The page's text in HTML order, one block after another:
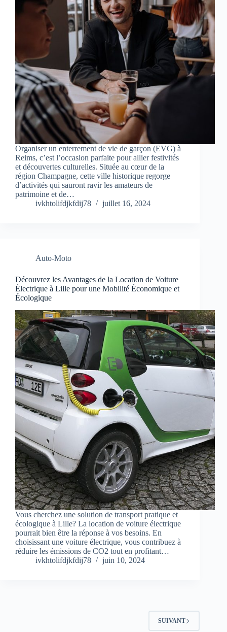
Organiser un enterrement de vie de garçon (EVG) à
Reims, c’est l’occasion parfaite pour allier festivités
et découvertes culturelles. Située au cœur de la
région Champagne, cette ville historique regorge
d’activités qui sauront ravir les amateurs de
patrimoine et de…
ivkhtolifdjkfdij78
juillet 16, 2024
Auto-Moto
Découvrez les Avantages de la Location de Voiture
Électrique à Lille pour une Mobilité Économique et
Écologique
Vous cherchez une solution de transport pratique et
écologique à Lille? La location de voiture électrique
pourrait bien être la réponse à vos besoins. En
choisissant une voiture électrique, vous contribuez à
réduire les émissions de CO2 tout en profitant…
ivkhtolifdjkfdij78
juin 10, 2024
SUIVANT